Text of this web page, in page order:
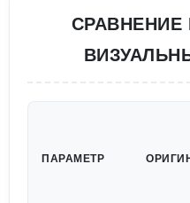
СРАВНЕНИЕ
ПАРАМЕТР